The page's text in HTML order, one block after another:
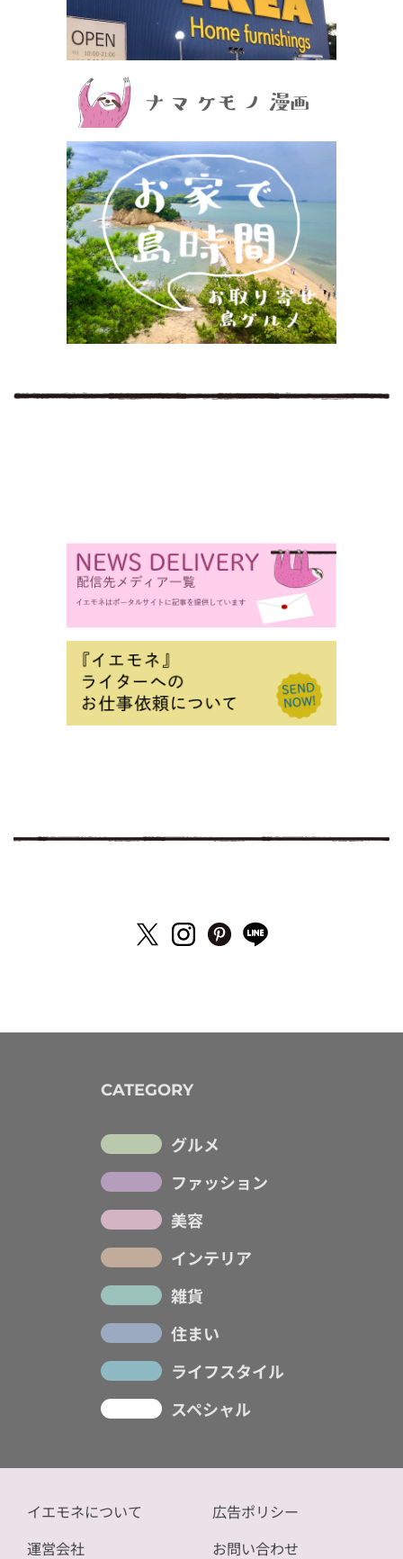
CATEGORY
グルメ
ファッション
美容
インテリア
雑貨
住まい
ライフスタイル
スペシャル
イエモネについて
運営会社
広告ポリシー
お問い合わせ